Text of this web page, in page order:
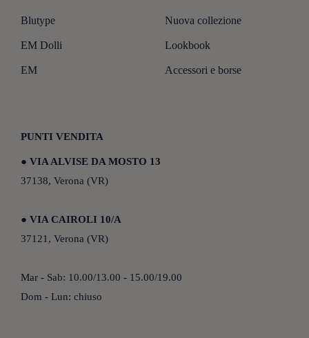
Blutype
EM Dolli
EM
Nuova collezione
Lookbook
Accessori e borse
PUNTI VENDITA
● VIA ALVISE DA MOSTO 13
37138, Verona (VR)
● VIA CAIROLI 10/A
37121, Verona (VR)
Mar - Sab: 10.00/13.00 - 15.00/19.00
Dom - Lun: chiuso